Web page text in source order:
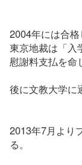
2004年には合格
東京地裁は「入
慰謝料支払を命
後に文教大学に
2013年7月より
る。